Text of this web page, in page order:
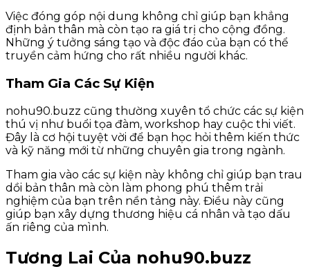
Việc đóng góp nội dung không chỉ giúp bạn khẳng
định bản thân mà còn tạo ra giá trị cho cộng đồng.
Những ý tưởng sáng tạo và độc đáo của bạn có thể
truyền cảm hứng cho rất nhiều người khác.
Tham Gia Các Sự Kiện
nohu90.buzz cũng thường xuyên tổ chức các sự kiện
thú vị như buổi tọa đàm, workshop hay cuộc thi viết.
Đây là cơ hội tuyệt vời để bạn học hỏi thêm kiến thức
và kỹ năng mới từ những chuyên gia trong ngành.
Tham gia vào các sự kiện này không chỉ giúp bạn trau
dồi bản thân mà còn làm phong phú thêm trải
nghiệm của bạn trên nền tảng này. Điều này cũng
giúp bạn xây dựng thương hiệu cá nhân và tạo dấu
ấn riêng của mình.
Tương Lai Của nohu90.buzz